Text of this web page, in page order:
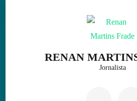
RENAN
Jornalista